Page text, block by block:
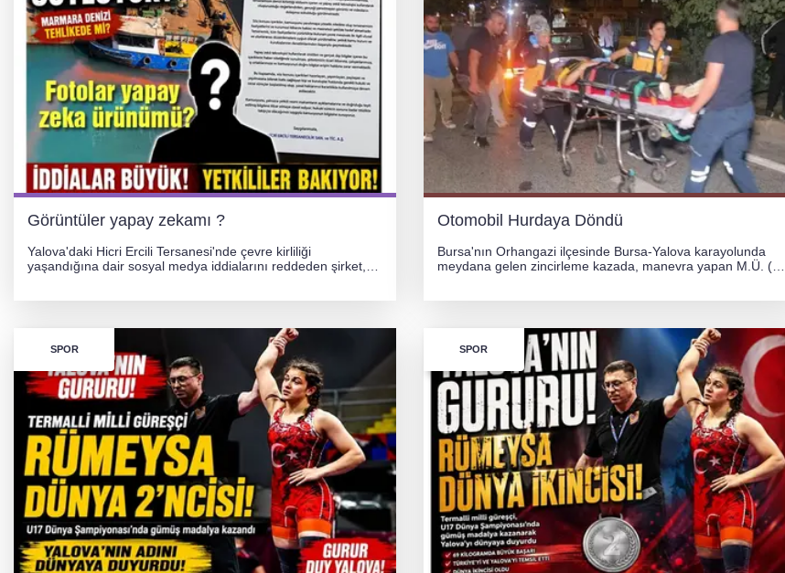
Görüntüler yapay zekamı ?
Yalova'daki Hicri Ercili Tersanesi'nde çevre kirliliği
yaşandığına dair sosyal medya iddialarını reddeden şirket,
Otomobil Hurdaya Döndü
Bursa'nın Orhangazi ilçesinde Bursa-Yalova karayolunda
meydana gelen zincirleme kazada, manevra yapan M.Ü. (35)
SPOR SPOR